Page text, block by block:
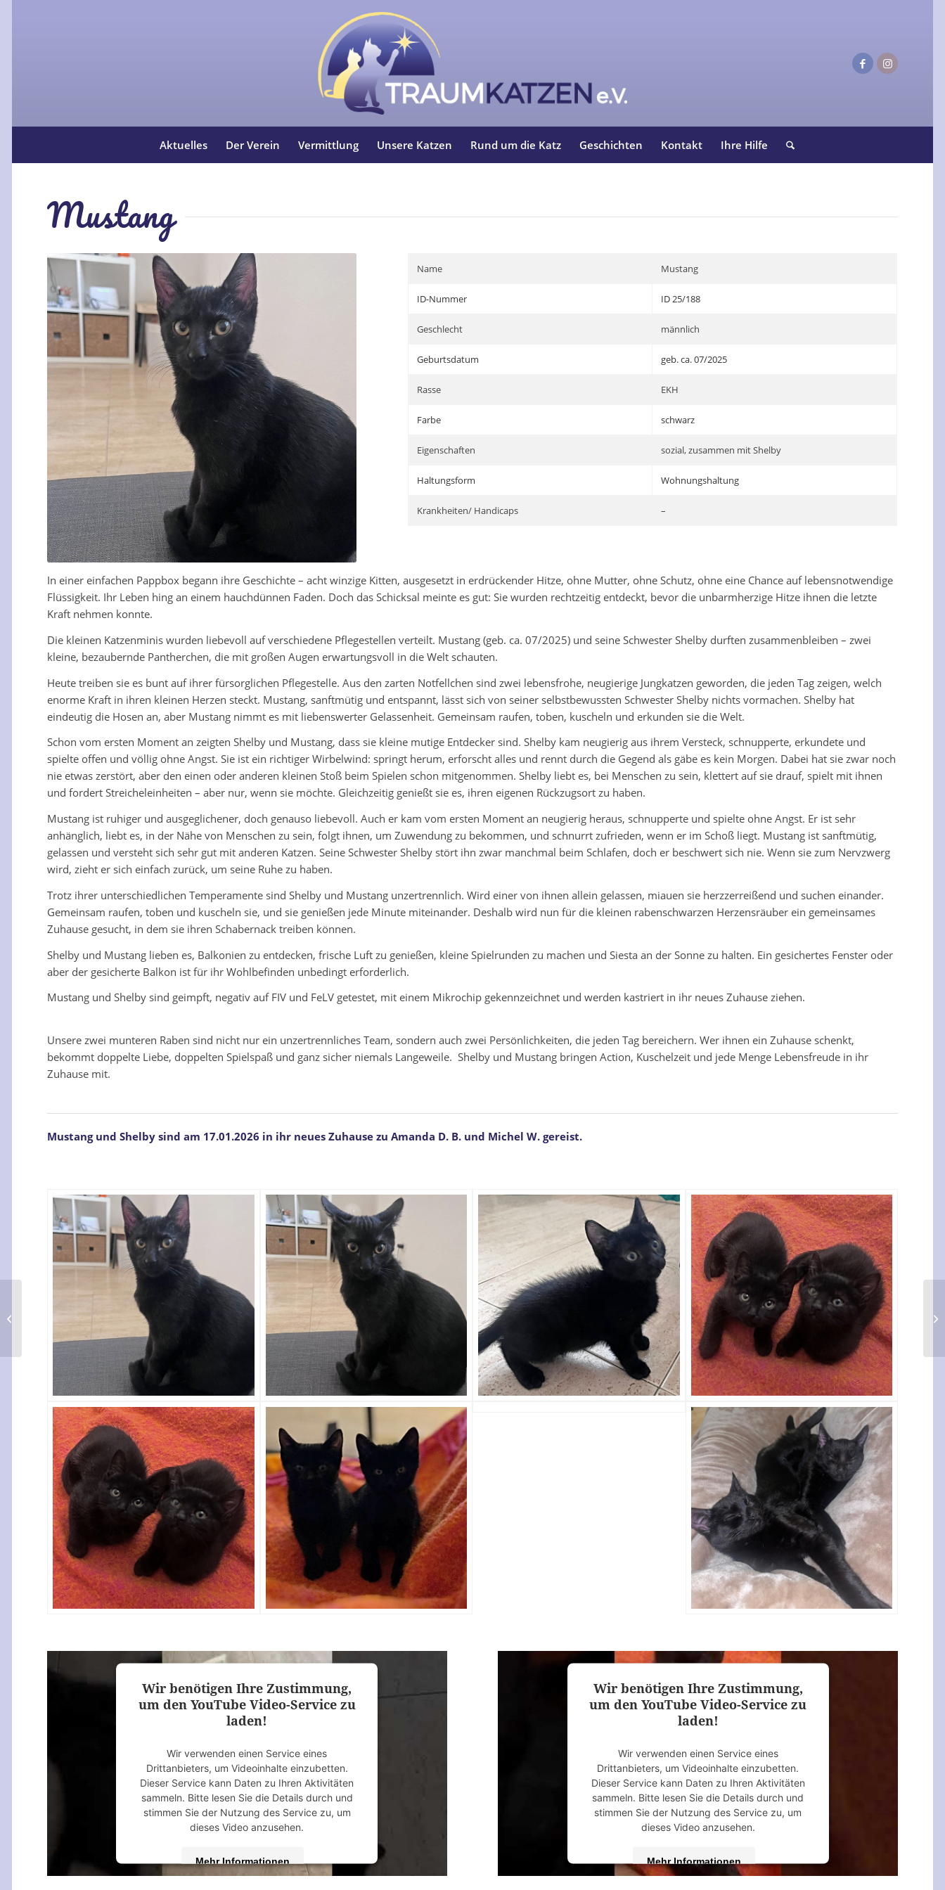
Aktuelles Der Verein Vermittlung Unsere Katzen Rund um die Katz Geschichten Kontakt Ihre Hilfe
Mustang
Name Mustang
ID-Nummer ID 25/188
Geschlecht männlich
Geburtsdatum geb. ca. 07/2025
Rasse EKH
Farbe schwarz
Eigenschaften sozial, zusammen mit Shelby
Haltungsform Wohnungshaltung
Krankheiten/ Handicaps –
In einer einfachen Pappbox begann ihre Geschichte – acht winzige Kitten, ausgesetzt in erdrückender Hitze, ohne Mutter, ohne Schutz, ohne eine Chance auf lebensnotwendige
Flüssigkeit. Ihr Leben hing an einem hauchdünnen Faden. Doch das Schicksal meinte es gut: Sie wurden rechtzeitig entdeckt, bevor die unbarmherzige Hitze ihnen die letzte
Kraft nehmen konnte.
Die kleinen Katzenminis wurden liebevoll auf verschiedene Pflegestellen verteilt. Mustang (geb. ca. 07/2025) und seine Schwester Shelby durften zusammenbleiben – zwei
kleine, bezaubernde Pantherchen, die mit großen Augen erwartungsvoll in die Welt schauten.
Heute treiben sie es bunt auf ihrer fürsorglichen Pflegestelle. Aus den zarten Notfellchen sind zwei lebensfrohe, neugierige Jungkatzen geworden, die jeden Tag zeigen, welch
enorme Kraft in ihren kleinen Herzen steckt. Mustang, sanftmütig und entspannt, lässt sich von seiner selbstbewussten Schwester Shelby nichts vormachen. Shelby hat
eindeutig die Hosen an, aber Mustang nimmt es mit liebenswerter Gelassenheit. Gemeinsam raufen, toben, kuscheln und erkunden sie die Welt.
Schon vom ersten Moment an zeigten Shelby und Mustang, dass sie kleine mutige Entdecker sind. Shelby kam neugierig aus ihrem Versteck, schnupperte, erkundete und
spielte offen und völlig ohne Angst. Sie ist ein richtiger Wirbelwind: springt herum, erforscht alles und rennt durch die Gegend als gäbe es kein Morgen. Dabei hat sie zwar noch
nie etwas zerstört, aber den einen oder anderen kleinen Stoß beim Spielen schon mitgenommen. Shelby liebt es, bei Menschen zu sein, klettert auf sie drauf, spielt mit ihnen
und fordert Streicheleinheiten – aber nur, wenn sie möchte. Gleichzeitig genießt sie es, ihren eigenen Rückzugsort zu haben.
Mustang ist ruhiger und ausgeglichener, doch genauso liebevoll. Auch er kam vom ersten Moment an neugierig heraus, schnupperte und spielte ohne Angst. Er ist sehr
anhänglich, liebt es, in der Nähe von Menschen zu sein, folgt ihnen, um Zuwendung zu bekommen, und schnurrt zufrieden, wenn er im Schoß liegt. Mustang ist sanftmütig,
gelassen und versteht sich sehr gut mit anderen Katzen. Seine Schwester Shelby stört ihn zwar manchmal beim Schlafen, doch er beschwert sich nie. Wenn sie zum Nervzwerg
wird, zieht er sich einfach zurück, um seine Ruhe zu haben.
Trotz ihrer unterschiedlichen Temperamente sind Shelby und Mustang unzertrennlich. Wird einer von ihnen allein gelassen, miauen sie herzzerreißend und suchen einander.
Gemeinsam raufen, toben und kuscheln sie, und sie genießen jede Minute miteinander. Deshalb wird nun für die kleinen rabenschwarzen Herzensräuber ein gemeinsames
Zuhause gesucht, in dem sie ihren Schabernack treiben können.
Shelby und Mustang lieben es, Balkonien zu entdecken, frische Luft zu genießen, kleine Spielrunden zu machen und Siesta an der Sonne zu halten. Ein gesichertes Fenster oder
aber der gesicherte Balkon ist für ihr Wohlbefinden unbedingt erforderlich.
Mustang und Shelby sind geimpft, negativ auf FIV und FeLV getestet, mit einem Mikrochip gekennzeichnet und werden kastriert in ihr neues Zuhause ziehen.
Unsere zwei munteren Raben sind nicht nur ein unzertrennliches Team, sondern auch zwei Persönlichkeiten, die jeden Tag bereichern. Wer ihnen ein Zuhause schenkt,
bekommt doppelte Liebe, doppelten Spielspaß und ganz sicher niemals Langeweile. Shelby und Mustang bringen Action, Kuschelzeit und jede Menge Lebensfreude in ihr
Zuhause mit.
Mustang und Shelby sind am 17.01.2026 in ihr neues Zuhause zu Amanda D. B. und Michel W. gereist.
Wir benötigen Ihre Zustimmung,
um den YouTube Video-Service zu
laden!
Wir verwenden einen Service eines
Drittanbieters, um Videoinhalte einzubetten.
Dieser Service kann Daten zu Ihren Aktivitäten
sammeln. Bitte lesen Sie die Details durch und
stimmen Sie der Nutzung des Service zu, um
dieses Video anzusehen.
Mehr Informationen
Wir benötigen Ihre Zustimmung,
um den YouTube Video-Service zu
laden!
Wir verwenden einen Service eines
Drittanbieters, um Videoinhalte einzubetten.
Dieser Service kann Daten zu Ihren Aktivitäten
sammeln. Bitte lesen Sie die Details durch und
stimmen Sie der Nutzung des Service zu, um
dieses Video anzusehen.
Mehr Informationen